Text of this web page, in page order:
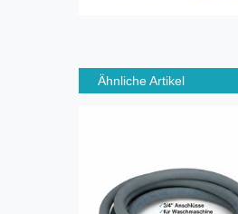
Ähnliche Artikel